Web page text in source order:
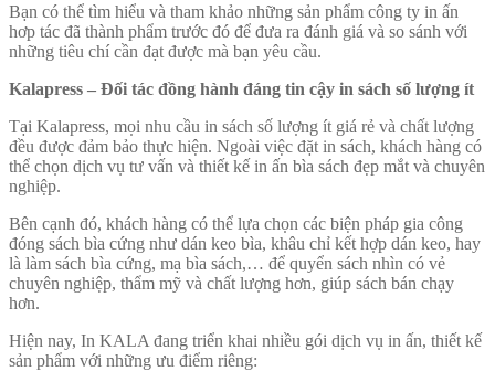
Bạn có thể tìm hiểu và tham khảo những sản phẩm công ty in ấn
hơp tác đã thành phẩm trước đó để đưa ra đánh giá và so sánh với
những tiêu chí cần đạt được mà bạn yêu cầu.
Kalapress – Đối tác đồng hành đáng tin cậy in sách số lượng ít
Tại Kalapress, mọi nhu cầu in sách số lượng ít giá rẻ và chất lượng
đều được đảm bảo thực hiện. Ngoài việc đặt in sách, khách hàng có
thể chọn dịch vụ tư vấn và thiết kế in ấn bìa sách đẹp mắt và chuyên
nghiệp.
Bên cạnh đó, khách hàng có thể lựa chọn các biện pháp gia công
đóng sách bìa cứng như dán keo bìa, khâu chỉ kết hợp dán keo, hay
là làm sách bìa cứng, mạ bìa sách,… để quyển sách nhìn có vẻ
chuyên nghiệp, thẩm mỹ và chất lượng hơn, giúp sách bán chạy
hơn.
Hiện nay, In KALA đang triển khai nhiều gói dịch vụ in ấn, thiết kế
sản phẩm với những ưu điểm riêng: